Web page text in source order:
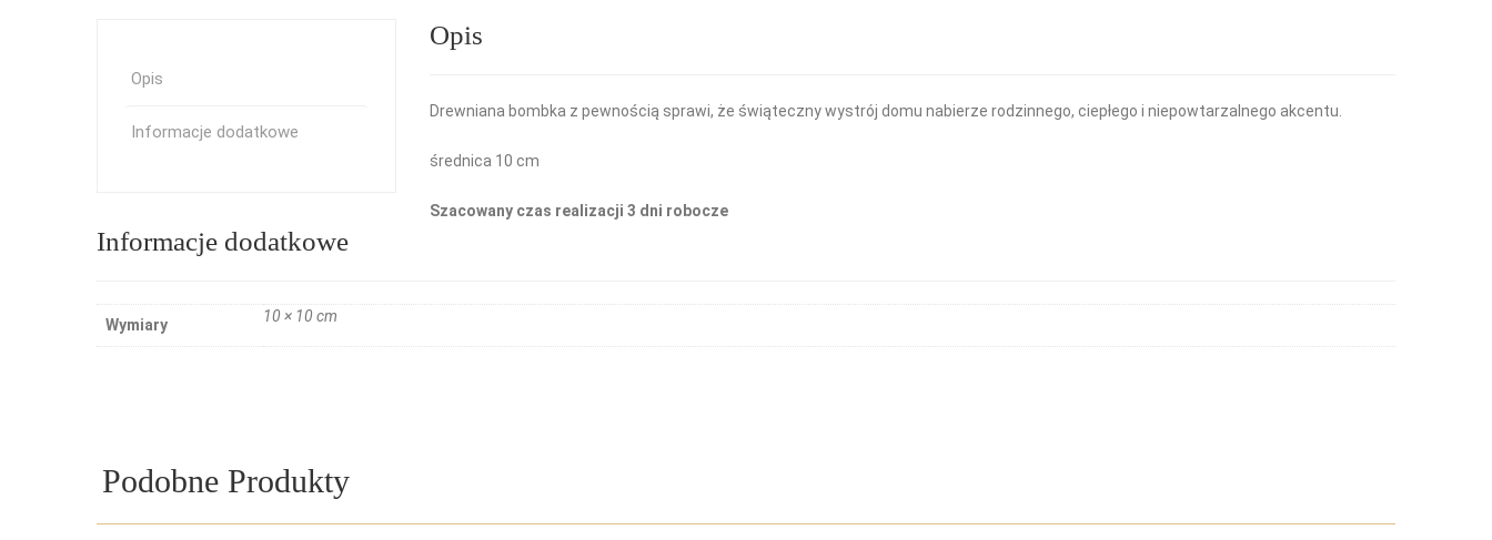
Opis
Informacje dodatkowe
Opis
Drewniana bombka z pewnością sprawi, że świąteczny wystrój domu nabierze rodzinnego, ciepłego i niepowtarzalnego akcentu.
średnica 10 cm
Szacowany czas realizacji 3 dni robocze
Informacje dodatkowe
Wymiary 10 × 10 cm
Podobne Produkty